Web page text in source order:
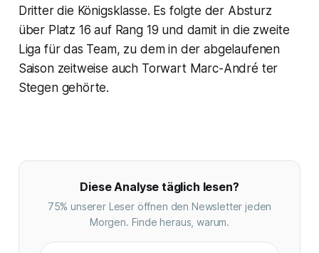
Dritter die Königsklasse. Es folgte der Absturz
über Platz 16 auf Rang 19 und damit in die zweite
Liga für das Team, zu dem in der abgelaufenen
Saison zeitweise auch Torwart Marc-André ter
Stegen gehörte.
Diese Analyse täglich lesen?
75% unserer Leser öffnen den Newsletter jeden
Morgen. Finde heraus, warum.